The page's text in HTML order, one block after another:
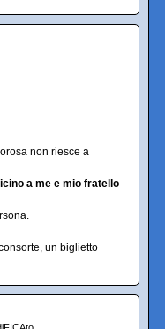
non riesce a
a me e mio fratello
un biglietto